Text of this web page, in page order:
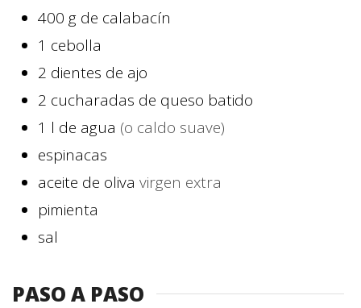
400 g de calabacín
1 cebolla
2 dientes de ajo
2 cucharadas de queso batido
1 l de agua (o caldo suave)
espinacas
aceite de oliva virgen extra
pimienta
sal
PASO A PASO